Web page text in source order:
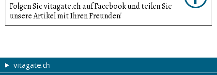
Folgen Sie vitagate.ch auf Facebook und teilen Sie
unsere Artikel mit Ihren Freunden!
vitagate.ch